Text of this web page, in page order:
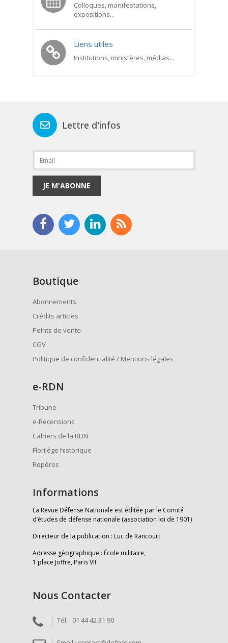
Colloques, manifestations,
expositions...
Liens utiles
Institutions, ministères, médias...
Lettre d'infos
JE M'ABONNE
Boutique
Abonnements
Crédits articles
Points de vente
CGV
Politique de confidentialité / Mentions légales
e-RDN
Tribune
e-Recensions
Cahiers de la RDN
Florilège historique
Repères
Informations
La Revue Défense Nationale est éditée par le Comité
d’études de défense nationale (association loi de 1901)
Directeur de la publication : Luc de Rancourt
Adresse géographique : École militaire,
1 place Joffre, Paris VII
Nous Contacter
Tél. : 01 44 42 31 90